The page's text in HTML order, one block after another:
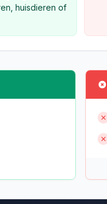
huisdieren of